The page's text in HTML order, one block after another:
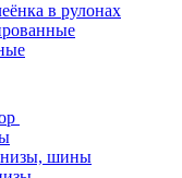
в рулонах
шины